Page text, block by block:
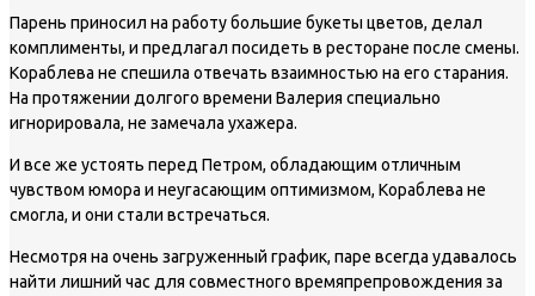
Парень приносил на работу большие букеты цветов, делал
комплименты, и предлагал посидеть в ресторане после смены.
Кораблева не спешила отвечать взаимностью на его старания.
На протяжении долгого времени Валерия специально
игнорировала, не замечала ухажера.
И все же устоять перед Петром, обладающим отличным
чувством юмора и неугасающим оптимизмом, Кораблева не
смогла, и они стали встречаться.
Несмотря на очень загруженный график, паре всегда удавалось
найти лишний час для совместного времяпрепровождения за